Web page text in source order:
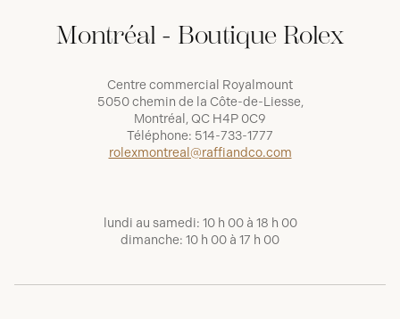
Montréal - Boutique Rolex
Centre commercial Royalmount
5050 chemin de la Côte-de-Liesse,
Montréal, QC H4P 0C9
Téléphone: 514-733-1777
rolexmontreal@raffiandco.com
lundi au samedi: 10 h 00 à 18 h 00
dimanche: 10 h 00 à 17 h 00